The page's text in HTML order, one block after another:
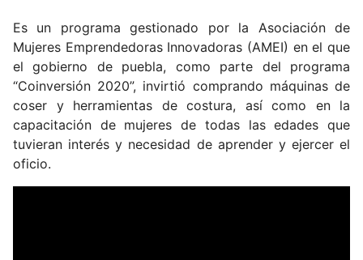
Es un programa gestionado por la Asociación de
Mujeres Emprendedoras Innovadoras (AMEI) en el que
el gobierno de puebla, como parte del programa
“Coinversión 2020”, invirtió comprando máquinas de
coser y herramientas de costura, así como en la
capacitación de mujeres de todas las edades que
tuvieran interés y necesidad de aprender y ejercer el
oficio.